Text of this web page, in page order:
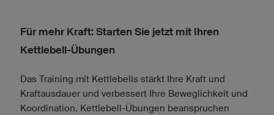
Für mehr Kraft: Starten Sie jetzt mit Ihren
Kettlebell-Übungen
Das Training mit Kettlebells stärkt Ihre Kraft und
Kraftausdauer und verbessert Ihre Beweglichkeit und
Koordination. Kettlebell-Übungen beanspruchen